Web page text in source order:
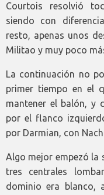
Courtois resolvió
siendo con
resto, apenas unos
Militao y muy poco
La continuación no
primer tiempo en el
mantener el balón, y
por el flanco
por Darmian, con
Algo mejor empezó la
tres centrales
dominio era blanco,